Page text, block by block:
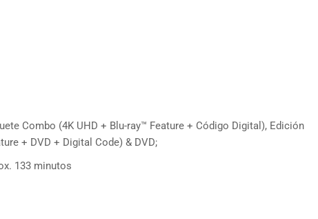
Combo (4K UHD + Blu-ray™ Feature + Código Digital), Edición
+ DVD + Digital Code) & DVD;
133 minutos